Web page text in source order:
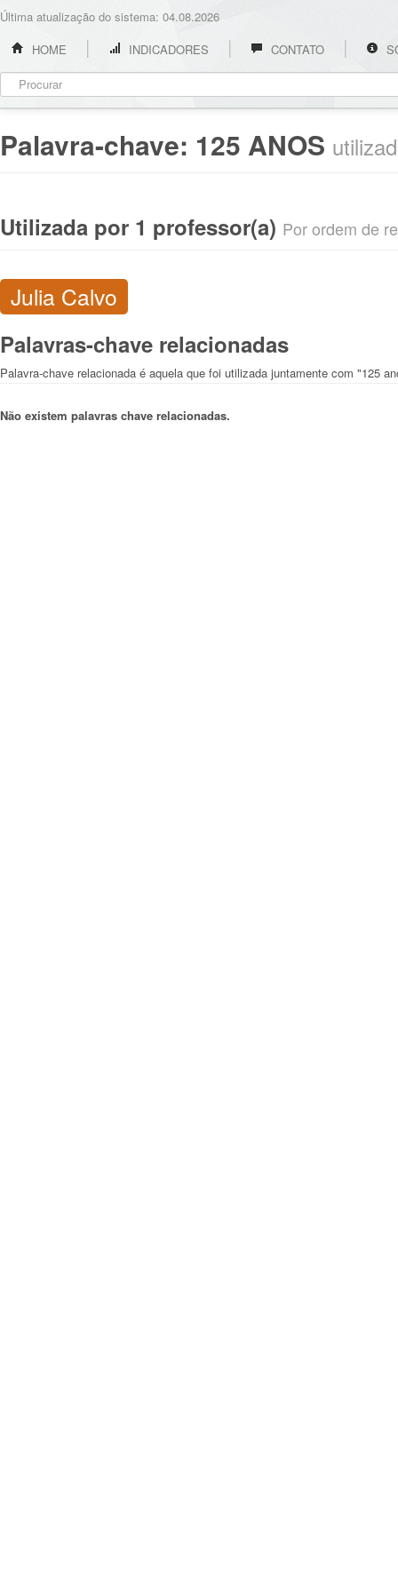
Última atualização do sistema: 04.08.2026
HOME
INDICADORES CONTATO
Palavra-chave: 125 ANOS
Utilizada por 1 professor(a) Por ordem de
Julia Calvo
Palavras-chave relacionadas
Palavra-chave relacionada é aquela que foi utilizada juntamente com "125
Não existem palavras chave relacionadas.